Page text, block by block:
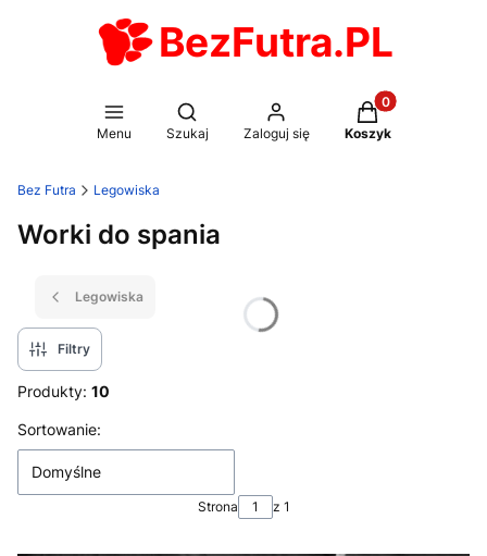
BezFutra.PL
Menu
Otwórz wyszukiwarkę
Szukaj Zaloguj się
Produkty w
Koszyk
Bez Futra Legowiska
Worki do spania
Legowiska
Filtry
Produkty: 10
Lista produktów
Sortowanie:
Domyślne
Strona z 1